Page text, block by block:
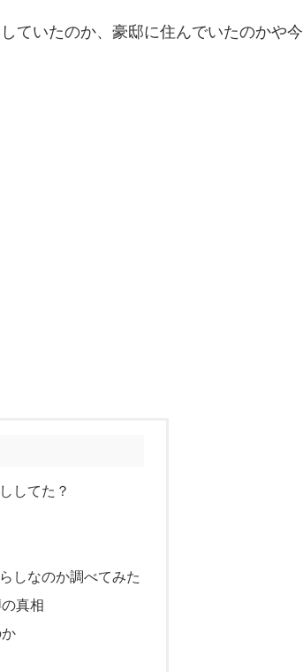
ていたのか、豪邸に住んでいたのかや今
してた？
しなのか調べてみた
真相